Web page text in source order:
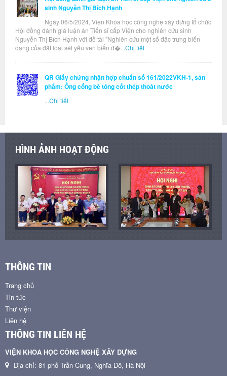
sinh Nguyễn Thị Bích Hạnh
Ngày 06/5/2024, Viện Khoa học công nghệ xây dựng tổ chức
Hội đồng đánh giá luận án Tiến sĩ cấp Viện cho nghiên cứu sinh
Nguyễn Thị Bích Hạnh với đề tài "Nghiên cứu một số đặc trưng biến
dạng của đất loại sét yếu ven biển đ�... Chi tiết
QR Giấy chứng nhận hợp chuẩn số 161/2022VKH-1, sản
phẩm: Ống cống bê tông cốt thép thoát nước
Chi tiết
HÌNH ẢNH HOẠT ĐỘNG
THÔNG TIN
Trang chủ
Tin tức
Thư viện
Liên hệ
THÔNG TIN LIÊN HỆ
VIỆN KHOA HỌC CÔNG NGHỆ XÂY DỰNG
Địa chỉ: 81 phố Trần Cung, Nghĩa Đô, Hà Nội